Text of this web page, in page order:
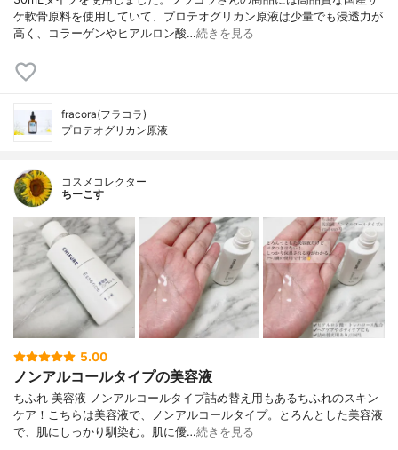
ケ軟骨原料を使用していて、プロテオグリカン原液は少量でも浸透力が
高く、コラーゲンやヒアルロン酸…続きを見る
fracora(フラコラ)
プロテオグリカン原液
コスメコレクター
ちーこす
5.00
ノンアルコールタイプの美容液
ちふれ 美容液 ノンアルコールタイプ詰め替え用もあるちふれのスキン
ケア！こちらは美容液で、ノンアルコールタイプ。とろんとした美容液
で、肌にしっかり馴染む。肌に優…続きを見る